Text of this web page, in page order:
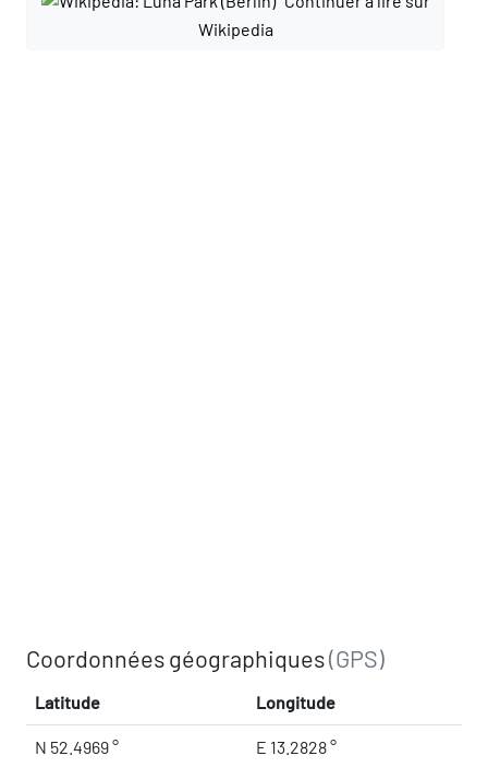
Wikipedia
Coordonnées géographiques(GPS)
Latitude Longitude
N 52.4969 ° E 13.2828 °